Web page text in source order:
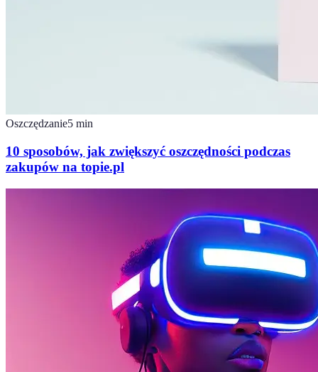
Oszczędzanie5 min
10 sposobów, jak zwiększyć oszczędności podczas
zakupów na topie.pl